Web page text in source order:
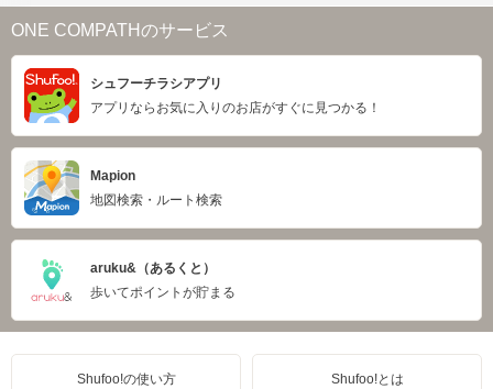
ONE COMPATHのサービス
シュフーチラシアプリ
アプリならお気に入りのお店がすぐに見つかる！
Mapion
地図検索・ルート検索
aruku&（あるくと）
歩いてポイントが貯まる
Shufoo!の使い方 Shufoo!とは